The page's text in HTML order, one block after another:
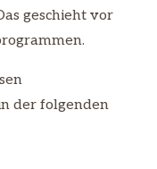
geschieht vor
der folgenden